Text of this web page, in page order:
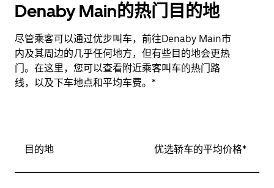
Denaby Main的热门目的地
尽管乘客可以通过优步叫车，前往Denaby Main市
内及其周边的几乎任何地方，但有些目的地会更热
门。在这里，您可以查看附近乘客叫车的热门路
线，以及下车地点和平均车费。*
目的地 优选轿车的平均价格*